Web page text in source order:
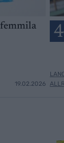
19.02.2026
4